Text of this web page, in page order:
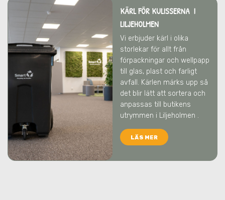
KÄRL FÖR KULISSERNA I
LILJEHOLMEN
Vi erbjuder kärl i olika
storlekar för allt från
förpackningar och wellpapp
till glas, plast och farligt
avfall. Kärlen märks upp så
det blir lätt att sortera och
anpassas till butikens
utrymmen i Liljeholmen .
LÄS MER